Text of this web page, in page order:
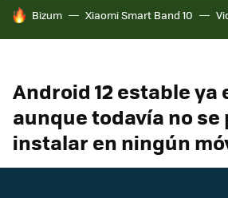
HOY SE HABLA DE
Bizum Xiaomi Smart Band 10
Android 12 estable ya
aunque todavía no se
instalar en ningún